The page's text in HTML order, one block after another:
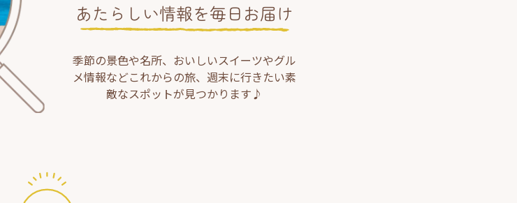
あたらしい情報を毎日お届け
季節の景色や名所、おいしいスイーツやグル
メ情報などこれからの旅、週末に行きたい素
敵なスポットが見つかります♪